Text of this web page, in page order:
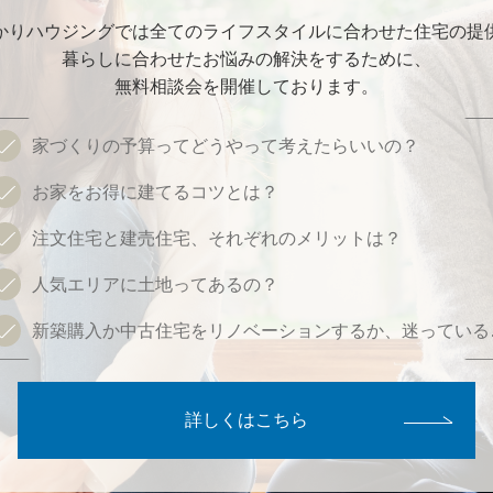
りハウジングでは全てのライフスタイルに合わせた住宅の提
暮らしに合わせたお悩みの解決をするために、
無料相談会を開催しております。
家づくりの予算って どうやって考えたらいいの？
お家をお得に建てるコツとは？
注文住宅と建売住宅、 それぞれのメリットは？
人気エリアに土地ってあるの？
新築購入か中古住宅をリノベーションするか、迷ってい
詳しくはこちら